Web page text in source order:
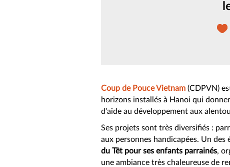
Coup de Pouce Vietnam (CDPVN)
horizons installés à Hanoi qui
d’aide au développement aux
Ses projets sont très diversifiés :
aux personnes handicapées. Un des
du Têt pour ses enfants parrainés,
une ambiance très chaleureuse de